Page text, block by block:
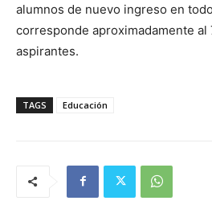
alumnos de nuevo ingreso en
corresponde aproximadamente
aspirantes.
TAGS Educación